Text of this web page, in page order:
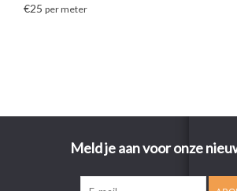
€25 per meter
Meld je aan voor onze